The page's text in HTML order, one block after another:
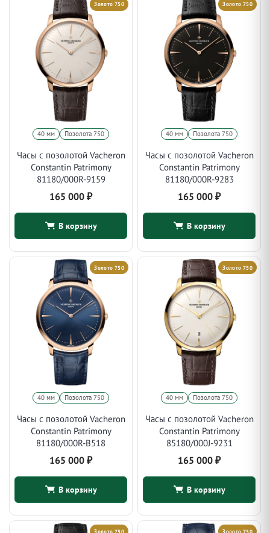
Золото 750
40 мм Позолота 750
Часы с позолотой Vacheron
Constantin Patrimony
81180/000R-9159
165 000 ₽
В корзину
Золото 750
40 мм Позолота 750
Часы с позолотой Vacheron
Constantin Patrimony
81180/000R-9283
165 000 ₽
В корзину
Золото 750
40 мм Позолота 750
Часы с позолотой Vacheron
Constantin Patrimony
81180/000R-B518
165 000 ₽
В корзину
Золото 750
40 мм Позолота 750
Часы с позолотой Vacheron
Constantin Patrimony
85180/000J-9231
165 000 ₽
В корзину
Золото 750 Золото 750